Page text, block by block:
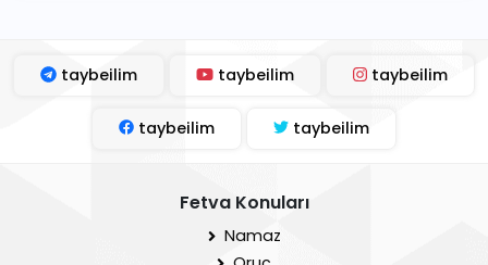
taybeilim taybeilim taybeilim
taybeilim taybeilim
Fetva Konuları
Namaz